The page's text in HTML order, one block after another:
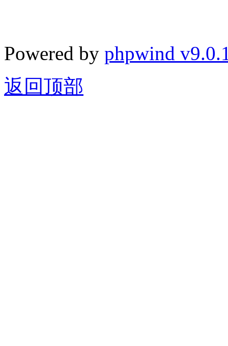
Powered by phpwind
返回顶部